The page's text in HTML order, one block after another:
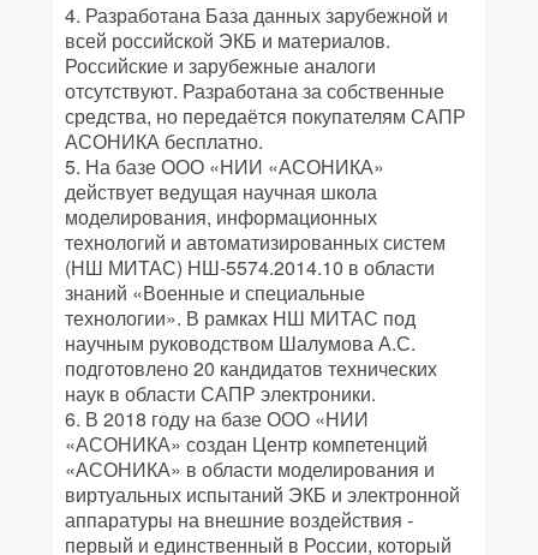
4. Разработана База данных зарубежной и
всей российской ЭКБ и материалов.
Российские и зарубежные аналоги
отсутствуют. Разработана за собственные
средства, но передаётся покупателям САПР
АСОНИКА бесплатно.
5. На базе ООО «НИИ «АСОНИКА»
действует ведущая научная школа
моделирования, информационных
технологий и автоматизированных систем
(НШ МИТАС) НШ-5574.2014.10 в области
знаний «Военные и специальные
технологии». В рамках НШ МИТАС под
научным руководством Шалумова А.С.
подготовлено 20 кандидатов технических
наук в области САПР электроники.
6. В 2018 году на базе ООО «НИИ
«АСОНИКА» создан Центр компетенций
«АСОНИКА» в области моделирования и
виртуальных испытаний ЭКБ и электронной
аппаратуры на внешние воздействия -
первый и единственный в России, который